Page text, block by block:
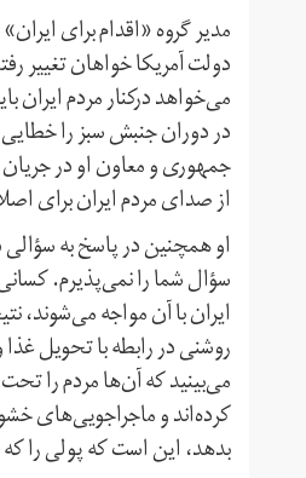
مدیر گروه «اقدام برای
دولت آمریکا خواهان تغییر
می‌خواهد درکنار مردم ایران
در دوران جنبش سبز را
از صدای مردم ایران برای
او همچنین در پاسخ به
سؤال شما را نمی‌پذیرم.
ایران با آن مواجه می‌شوند،
می‌بینید که آن‌ها مردم را
کرده‌اند و ماجراجویی‌های
بدهد، این است که پولی را